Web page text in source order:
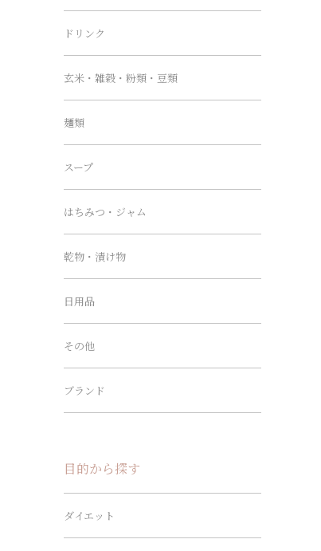
ドリンク
玄米・雑穀・粉類・豆類
麺類
スープ
はちみつ・ジャム
乾物・漬け物
日用品
その他
ブランド
目的から探す
ダイエット